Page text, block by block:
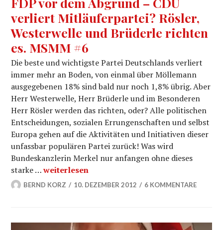
verliert Mitläuferpartei? Rösler,
Westerwelle und Brüderle richten
es. MSMM #6
Die beste und wichtigste Partei Deutschlands verliert
immer mehr an Boden, von einmal über Möllemann
ausgegebenen 18% sind bald nur noch 1,8% übrig. Aber
Herr Westerwelle, Herr Brüderle und im Besonderen
Herr Rösler werden das richten, oder? Alle politischen
Entscheidungen, sozialen Errungenschaften und selbst
Europa gehen auf die Aktivitäten und Initiativen dieser
unfassbar populären Partei zurück! Was wird
Bundeskanzlerin Merkel nur anfangen ohne dieses
starke …FDP vor dem Abgrund – CDU verliert
weiterlesen
BERND KORZ 10. DEZEMBER 2012 6 KOMMENTARE